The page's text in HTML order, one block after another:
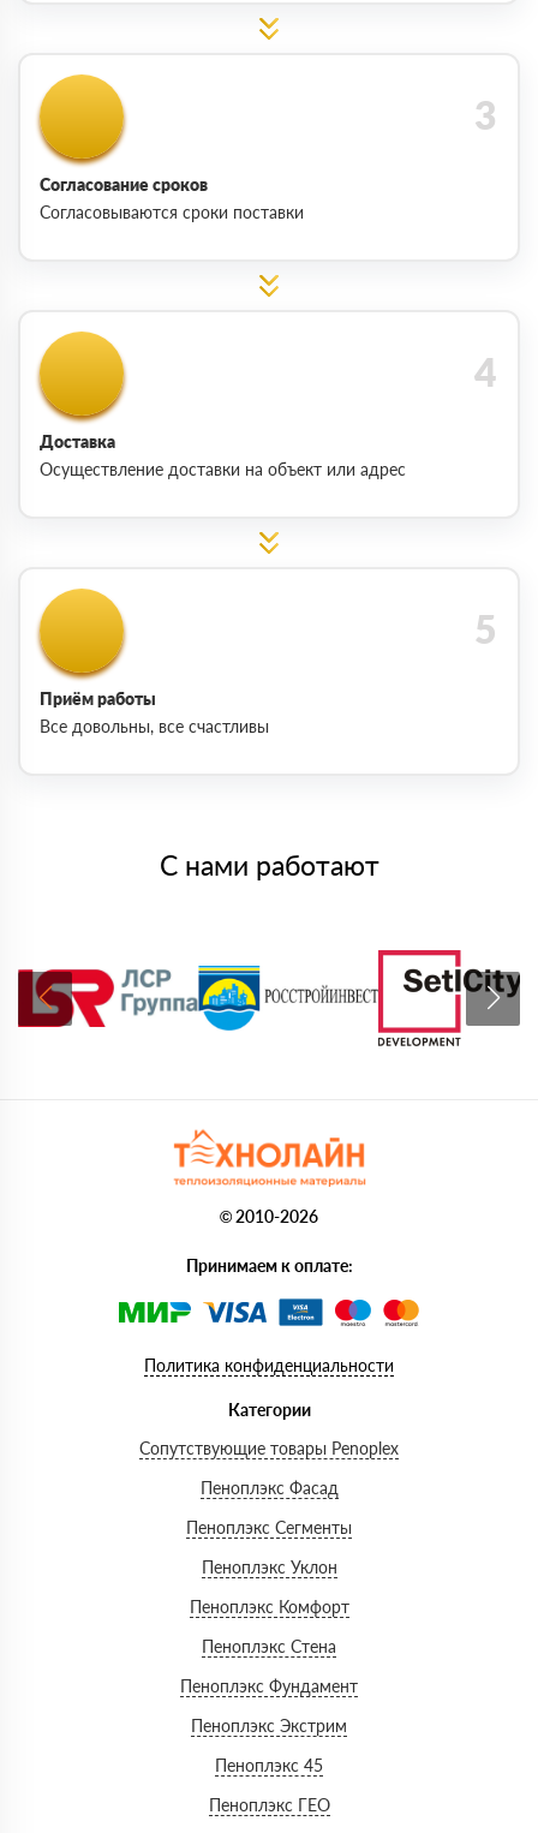
Согласование сроков
Согласовываются сроки поставки
Доставка
Осуществление доставки на объект или адрес
Приём работы
Все довольны, все счастливы
С нами работают
© 2010-2026
Принимаем к оплате:
Политика конфиденциальности
Категории
Сопутствующие товары Penoplex
Пеноплэкс Фасад
Пеноплэкс Сегменты
Пеноплэкс Уклон
Пеноплэкс Комфорт
Пеноплэкс Стена
Пеноплэкс Фундамент
Пеноплэкс Экстрим
Пеноплэкс 45
Пеноплэкс ГЕО